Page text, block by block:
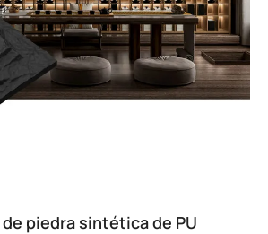
piedra sintética de PU